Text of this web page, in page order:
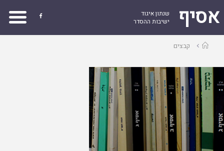
אסיף
שנתון איגוד
ישיבות ההסדר

עמודקבצים